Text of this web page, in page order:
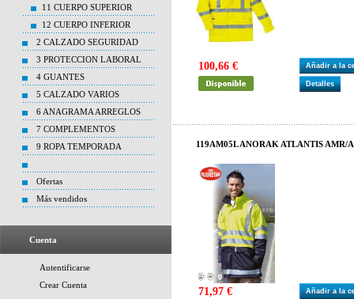
11 CUERPO SUPERIOR
12 CUERPO INFERIOR
2 CALZADO SEGURIDAD
3 PROTECCION LABORAL
4 GUANTES
5 CALZADO VARIOS
6 ANAGRAMA ARREGLOS
7 COMPLEMENTOS
9 ROPA TEMPORADA
Ofertas
Más vendidos
Cuenta
Autentificarse
Crear Cuenta
100,66 € Añadir a la
Detalles
119AM05L ANORAK ATLANTIS AMR/
71,97 € Añadir a la